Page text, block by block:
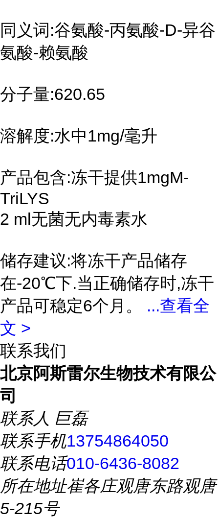
同义词:谷氨酸-丙氨酸-D-异谷
氨酸-赖氨酸
分子量:620.65
溶解度:水中1mg/毫升
产品包含:冻干提供1mgM-
TriLYS
2 ml无菌无内毒素水
储存建议:将冻干产品储存
在-20℃下.当正确储存时,冻干
产品可稳定6个月。 ...查看全
文 >
联系我们
北京阿斯雷尔生物技术有限公
司
联系人 巨磊
联系手机13754864050
联系电话010-6436-8082
所在地址崔各庄观唐东路观唐
5-215号